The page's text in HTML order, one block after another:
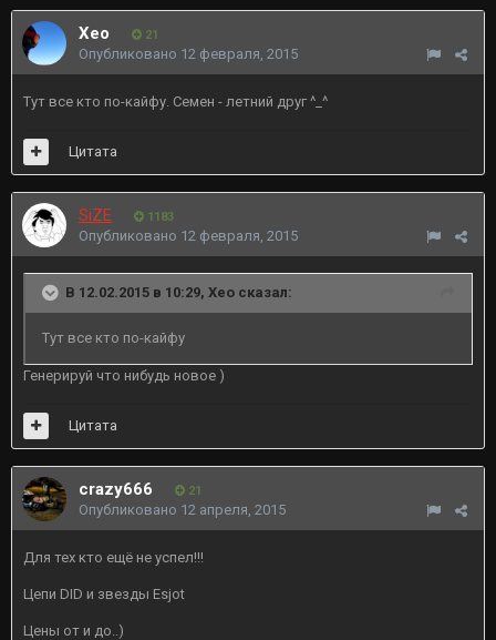
Xeo 21
Опубликовано 12 февраля, 2015
Тут все кто по-кайфу. Семен - летний друг ^_^
Цитата
SiZE 1183
Опубликовано 12 февраля, 2015
В 12.02.2015 в 10:29, Xeo сказал:
Тут все кто по-кайфу
Генерируй что нибудь новое )
Цитата
crazy666 21
Опубликовано 12 апреля, 2015
Для тех кто ещё не успел!!!
Цепи DID и звезды Esjot
Цены от и до..)